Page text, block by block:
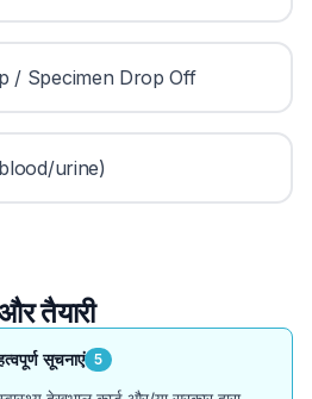
/ Specimen Drop Off
urine)
तैयारी
सूचनाएं 5